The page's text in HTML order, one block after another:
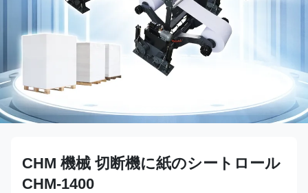
CHM 機械 切断機に紙のシートロール
CHM-1400